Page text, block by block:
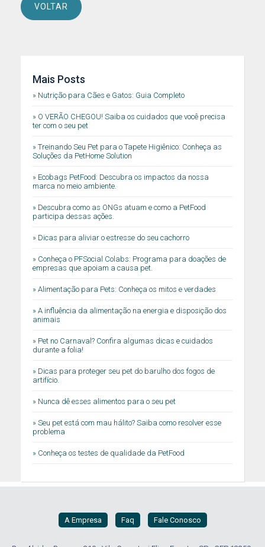
VOLTAR
Mais Posts
» Nutrição para Cães e Gatos: Guia Completo
» O VERÃO CHEGOU! Saiba os cuidados que você precisa
ter com o seu pet
» Treinando Seu Pet para o Tapete Higiênico: Conheça as
Soluções da PetHome Solution
» Ecobags PetFood: Descubra os impactos da nossa
marca no meio ambiente.
» Descubra como as ONGs atuam e como a PetFood
participa dessas ações.
» Dicas para aliviar o estresse do seu cachorro
» Conheça o PFSocial Colabs: Programa para doações de
empresas que apoiam a causa pet.
» Alimentação para Pets: Conheça os mitos e verdades
» A influência da alimentação na energia e disposição dos
animais
» Pet no Carnaval? Confira algumas dicas e cuidados
durante a folia!
» Dicas para proteger seu pet do barulho dos fogos de
artifício.
» Nunca dê esses alimentos para o seu pet
» Seu pet está com mau hálito? Saiba como resolver esse
problema
» Conheça os testes de qualidade da PetFood
A Empresa Faq Fale Conosco